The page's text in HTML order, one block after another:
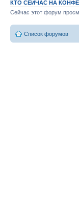
КТО СЕЙЧАС НА
Сейчас этот форум
Список форумов